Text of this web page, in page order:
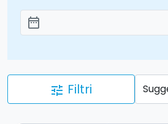
Aggiungi le date
date_range
tune Filtri